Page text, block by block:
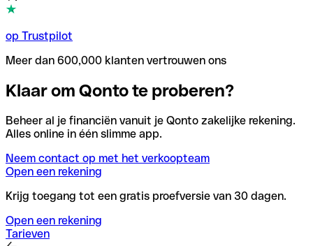
op Trustpilot
Meer dan 600,000 klanten vertrouwen ons
Klaar om Qonto te proberen?
Beheer al je financiën vanuit je Qonto zakelijke rekening.
Alles online in één slimme app.
Neem contact op met het verkoopteam
Open een rekening
Krijg toegang tot een gratis proefversie van 30 dagen.
Open een rekening
Tarieven